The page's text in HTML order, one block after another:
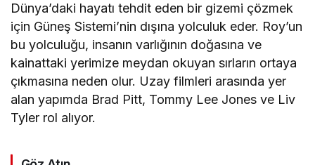
Dünya’daki hayatı tehdit eden bir gizemi çözmek
için Güneş Sistemi’nin dışına yolculuk eder. Roy’un
bu yolculuğu, insanın varlığının doğasına ve
kainattaki yerimize meydan okuyan sırların ortaya
çıkmasına neden olur. Uzay filmleri arasında yer
alan yapımda Brad Pitt, Tommy Lee Jones ve Liv
Tyler rol alıyor.